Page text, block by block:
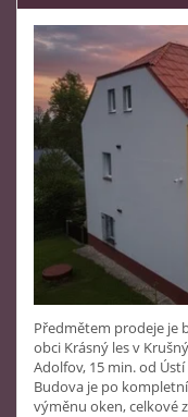
Předmětem prodeje je
obci Krásný les v
Adolfov, 15 min. od
Budova je po
výměnu oken, celkové